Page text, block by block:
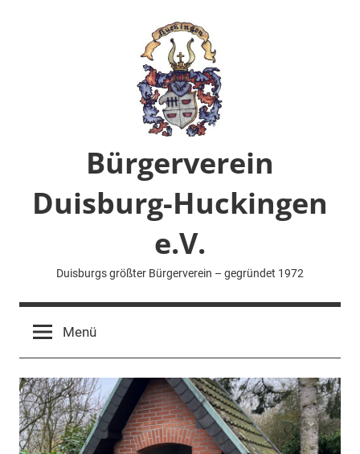
Bürgerverein
Duisburg-Huckingen
e.V.
Duisburgs größter Bürgerverein – gegründet 1972
Menü